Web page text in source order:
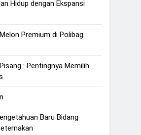
Hidup dengan Ekspansi
Premium di Polibag
: Pentingnya Memilih
Baru Bidang